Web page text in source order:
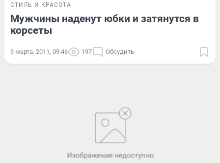
СТИЛЬ И КРАСОТА
Мужчины наденут юбки и затянутся в
корсеты
9 марта, 2011, 09:46 197 Обсудить